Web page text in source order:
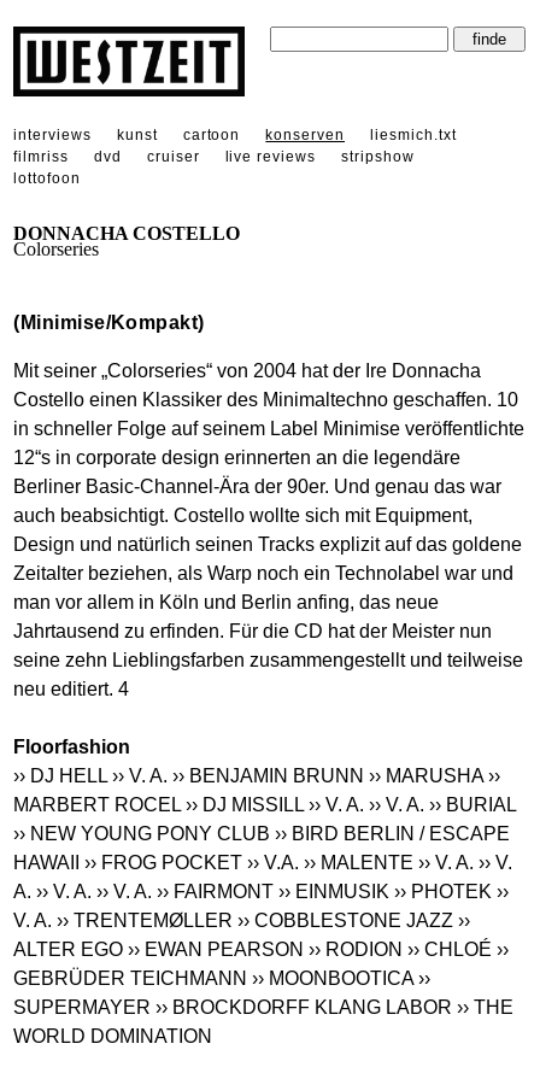
interviews kunst cartoon konserven
liesmich.txt
filmriss
dvd cruiser live reviews
stripshow
lottofoon
DONNACHA COSTELLO
Colorseries
(Minimise/Kompakt)
Mit seiner „Colorseries“ von 2004 hat der Ire Donnacha
Costello einen Klassiker des Minimaltechno geschaffen. 10
in schneller Folge auf seinem Label Minimise veröffentlichte
12“s in corporate design erinnerten an die legendäre
Berliner Basic-Channel-Ära der 90er. Und genau das war
auch beabsichtigt. Costello wollte sich mit Equipment,
Design und natürlich seinen Tracks explizit auf das goldene
Zeitalter beziehen, als Warp noch ein Technolabel war und
man vor allem in Köln und Berlin anfing, das neue
Jahrtausend zu erfinden. Für die CD hat der Meister nun
seine zehn Lieblingsfarben zusammengestellt und teilweise
neu editiert. 4
Floorfashion
›› DJ HELL ›› V. A. ›› BENJAMIN BRUNN ›› MARUSHA ››
MARBERT ROCEL ›› DJ MISSILL ›› V. A. ›› V. A. ›› BURIAL
›› NEW YOUNG PONY CLUB ›› BIRD BERLIN / ESCAPE
HAWAII
›› FROG POCKET ›› V.A. ›› MALENTE ›› V. A. ›› V.
A. ›› V. A. ›› V. A. ›› FAIRMONT ›› EINMUSIK ›› PHOTEK ››
V. A. ›› TRENTEMØLLER ›› COBBLESTONE JAZZ ››
ALTER EGO ›› EWAN PEARSON ›› RODION ›› CHLOÉ ››
GEBRÜDER TEICHMANN ›› MOONBOOTICA ››
SUPERMAYER ›› BROCKDORFF KLANG LABOR ›› THE
WORLD DOMINATION